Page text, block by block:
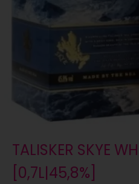
TALISKER SKYE
[0,7L|45,8%]